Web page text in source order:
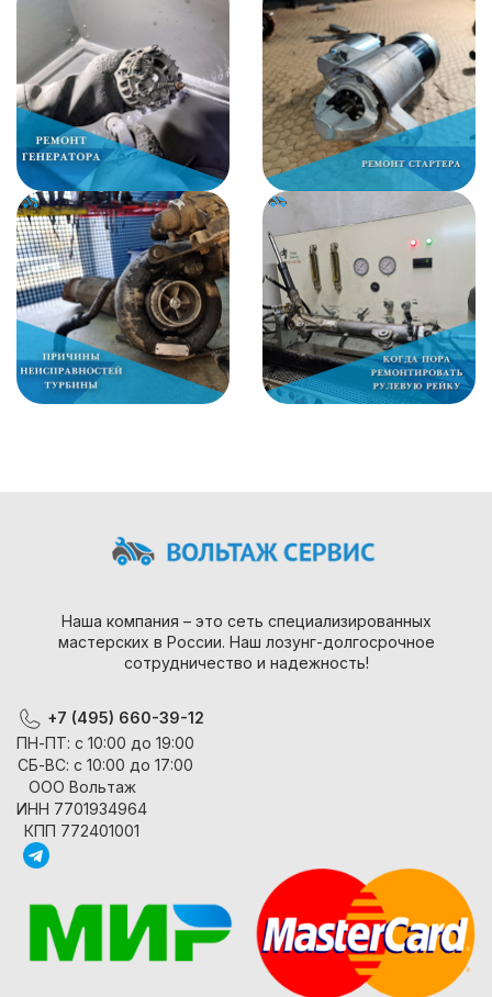
Наша компания – это сеть специализированных
мастерских в России. Наш лозунг-долгосрочное
сотрудничество и надежность!
+7 (495) 660-39-12
ПН-ПТ: с 10:00 до 19:00
СБ-ВС: с 10:00 до 17:00
ООО Вольтаж
ИНН 7701934964
КПП 772401001